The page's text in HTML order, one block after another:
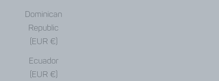
Dominican
Republic
(EUR €)
Ecuador
(EUR €)